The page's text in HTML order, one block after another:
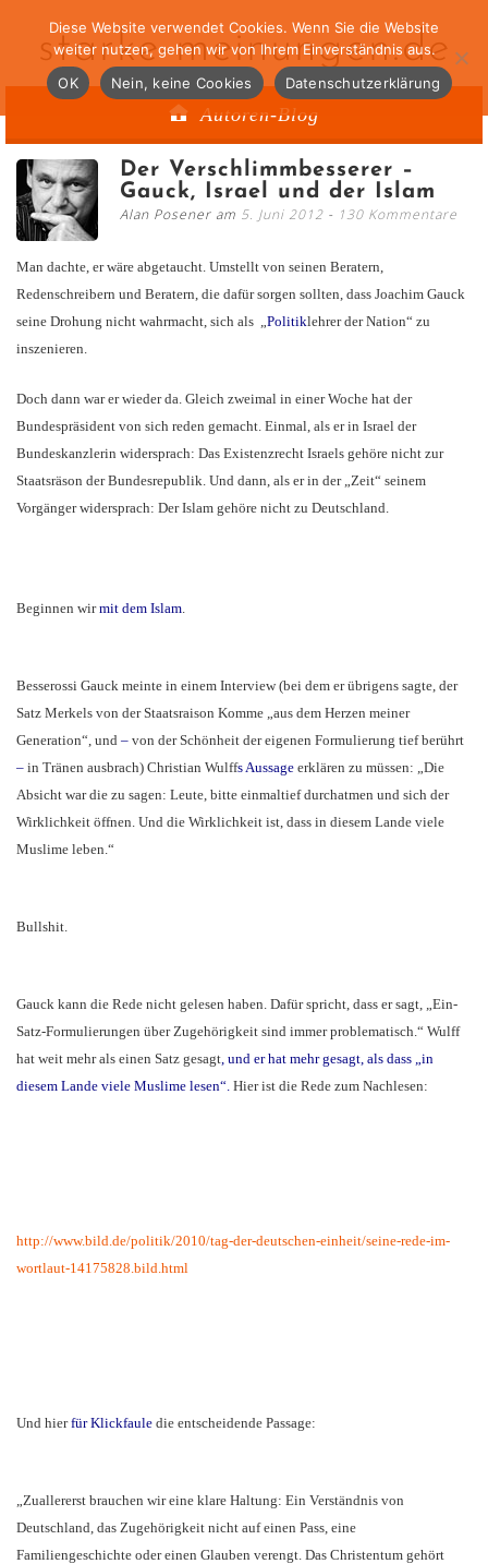
starke-meinungen.de
Autoren-Blog
Der Verschlimmbesserer –
Gauck, Israel und der Islam
Alan Posener am 5. Juni 2012 130 Kommentare
Man dachte, er wäre abgetaucht. Umstellt von seinen Beratern,
Redenschreibern und Beratern, die dafür sorgen sollten, dass Joachim Gauck
seine Drohung nicht wahrmacht, sich als „Politiklehrer der Nation“ zu
inszenieren.
Doch dann war er wieder da. Gleich zweimal in einer Woche hat der
Bundespräsident von sich reden gemacht. Einmal, als er in Israel der
Bundeskanzlerin widersprach: Das Existenzrecht Israels gehöre nicht zur
Staatsräson der Bundesrepublik. Und dann, als er in der „Zeit“ seinem
Vorgänger widersprach: Der Islam gehöre nicht zu Deutschland.
Beginnen wirmit dem Islam.
Besserossi Gauck meinte in einem Interview (bei dem er übrigens sagte, der
Satz Merkels von der Staatsraison Komme „aus dem Herzen meiner
Generation“, und – von der Schönheit der eigenen Formulierung tief berührt
– in Tränen ausbrach) Christian Wulffs Aussage erklären zu müssen: „Die
Absicht war die zu sagen: Leute, bitte einmaltief durchatmen und sich der
Wirklichkeit öffnen. Und die Wirklichkeit ist, dass in diesem Lande viele
Muslime leben.“
Bullshit.
Gauck kann die Rede nicht gelesen haben. Dafür spricht, dass er sagt, „Ein-
Satz-Formulierungen über Zugehörigkeit sind immer problematisch.“ Wulff
hat weit mehr als einen Satz gesagt, und er hat mehr gesagt, als dass „in
diesem Lande viele Muslime lesen“. Hier ist die Rede zum Nachlesen:
http://www.bild.de/politik/2010/tag-der-deutschen-einheit/seine-rede-im-
wortlaut-14175828.bild.html
Und hierfür Klickfaule die entscheidende Passage:
„Zuallererst brauchen wir eine klare Haltung: Ein Verständnis von
Deutschland, das Zugehörigkeit nicht auf einen Pass, eine
Familiengeschichte oder einen Glauben verengt. Das Christentum gehört
Diese Website verwendet Cookies. Wenn Sie die Website
weiter nutzen, gehen wir von Ihrem Einverständnis aus.
OK
Nein, keine Cookies Datenschutzerklärung